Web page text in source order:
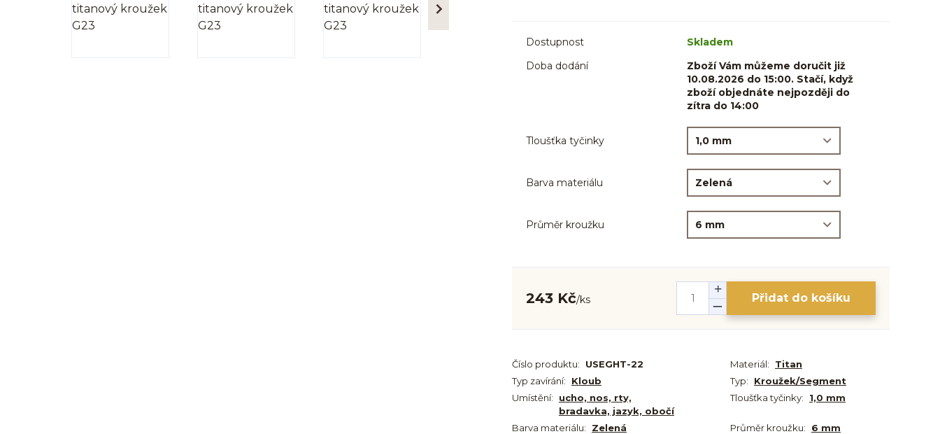
Dostupnost
Skladem
Doba dodání
Zboží Vám můžeme doručit již
10.08.2026 do 15:00. Stačí, když
zboží objednáte nejpozději do
zítra do 14:00
Tloušťka tyčinky
Barva materiálu
Průměr kroužku
243 Kč/ks Přidat do košíku
Číslo produktu: USEGHT-22 Materiál:
Titan
Typ zavírání:
Kloub Typ:
Kroužek/Segment
Umístění:
ucho, nos, rty,
bradavka, jazyk, obočí
Tloušťka tyčinky: 1,0 mm
Barva materiálu: Zelená Průměr kroužku:
6 mm